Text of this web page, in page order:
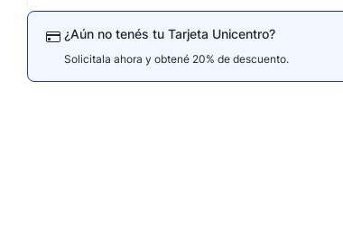
¿Aún no tenés tu Tarjeta Unicentro?
Solicitala ahora y obtené 20% de descuento.